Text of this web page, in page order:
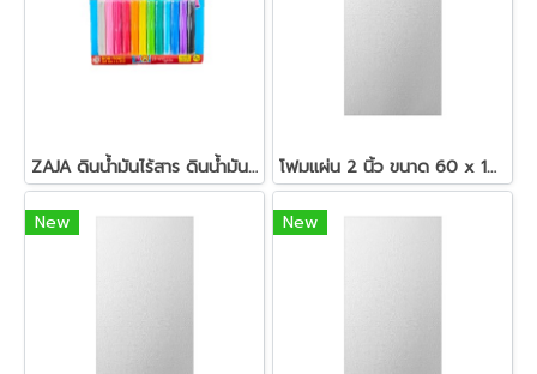
ZAJA ดินน้ำมันไร้สาร ดินน้ำมันแท่งกลม 200 กรัม โฟมแผ่น 2 นิ้ว ขนาด 60 x 120 ซม.สีขาว
New New